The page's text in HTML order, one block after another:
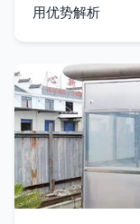
用优势解析